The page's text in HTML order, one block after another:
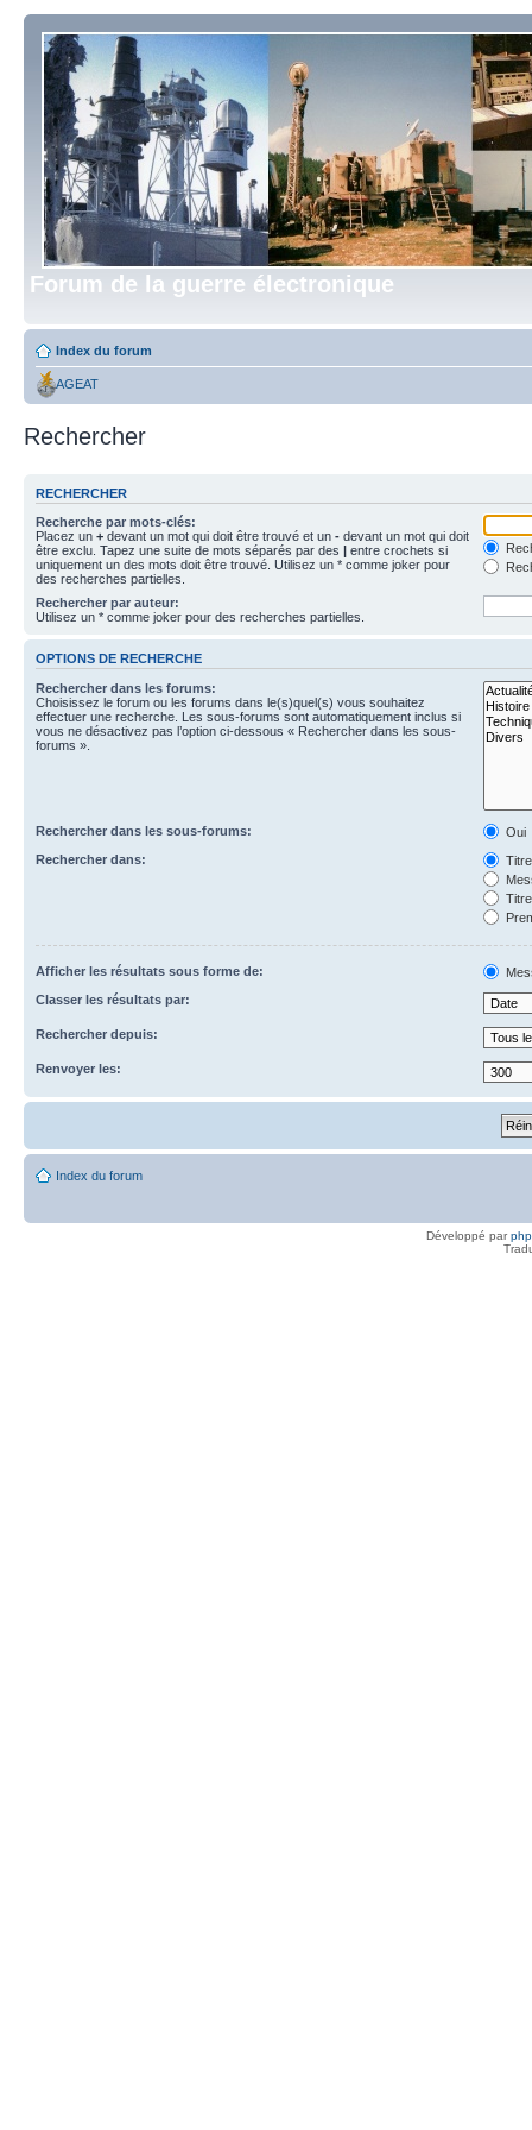
Forum de la guerre électronique
Index du forum
AGEAT
Rechercher
RECHERCHER
Recherche par mots-clés:
Placez un + devant un mot qui doit être trouvé et un - devant un mot qui doit
être exclu. Tapez une suite de mots séparés par des | entre crochets si
uniquement un des mots doit être trouvé. Utilisez un * comme joker pour
des recherches partielles.
Rechercher par auteur:
Utilisez un * comme joker pour des recherches partielles.
OPTIONS DE RECHERCHE
Rechercher dans les forums:
Choisissez le forum ou les forums dans le(s)quel(s) vous souhaitez
effectuer une recherche. Les sous-forums sont automatiquement inclus si
vous ne désactivez pas l’option ci-dessous « Rechercher dans les sous-
forums ».
Rechercher dans les sous-forums:
Oui
Rechercher dans:
Afficher les résultats sous forme de:
Classer les résultats par:
Rechercher depuis:
Renvoyer les:
Index du forum
Développé par